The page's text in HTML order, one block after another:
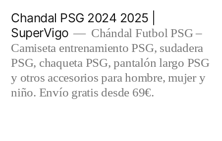
contenido
Chandal PSG 2024 2025 |
SuperVigo
Chándal Futbol PSG –
Camiseta entrenamiento PSG, sudadera
PSG, chaqueta PSG, pantalón largo PSG
y otros accesorios para hombre, mujer y
niño. Envío gratis desde 69€.